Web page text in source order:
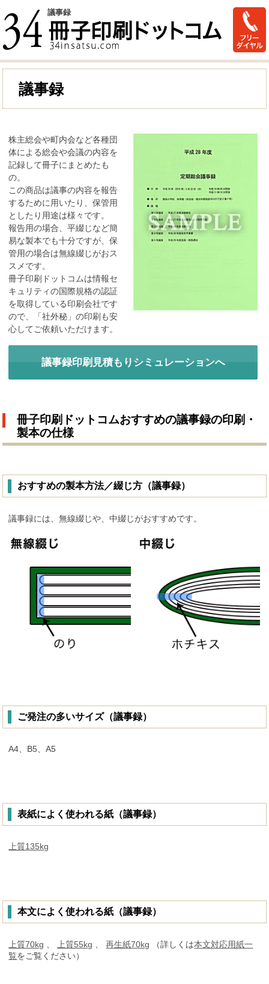
議事録
議事録
株主総会や町内会など各種団
体による総会や会議の内容を
記録して冊子にまとめたも
の。
この商品は議事の内容を報告
するために用いたり、保管用
としたり用途は様々です。
報告用の場合、平綴じなど簡
易な製本でも十分ですが、保
管用の場合は無線綴じがおス
スメです。
冊子印刷ドットコムは情報セ
キュリティの国際規格の認証
を取得している印刷会社です
ので、「社外秘」の印刷も安
心してご依頼いただけます。
議事録印刷見積もりシミュレーションへ
冊子印刷ドットコムおすすめの議事録の印刷・
製本の仕様
おすすめの製本方法／綴じ方（議事録）
議事録には、無線綴じや、中綴じがおすすめです。
ご発注の多いサイズ（議事録）
A4、B5、A5
表紙によく使われる紙（議事録）
上質135kg
本文によく使われる紙（議事録）
上質70kg 上質55kg 、再生紙70kg （詳しくは本文対応用紙一
覧をご覧ください）